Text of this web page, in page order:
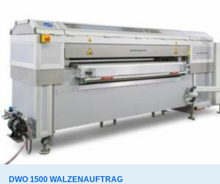
DWO 1500 WALZENAUFTRAG